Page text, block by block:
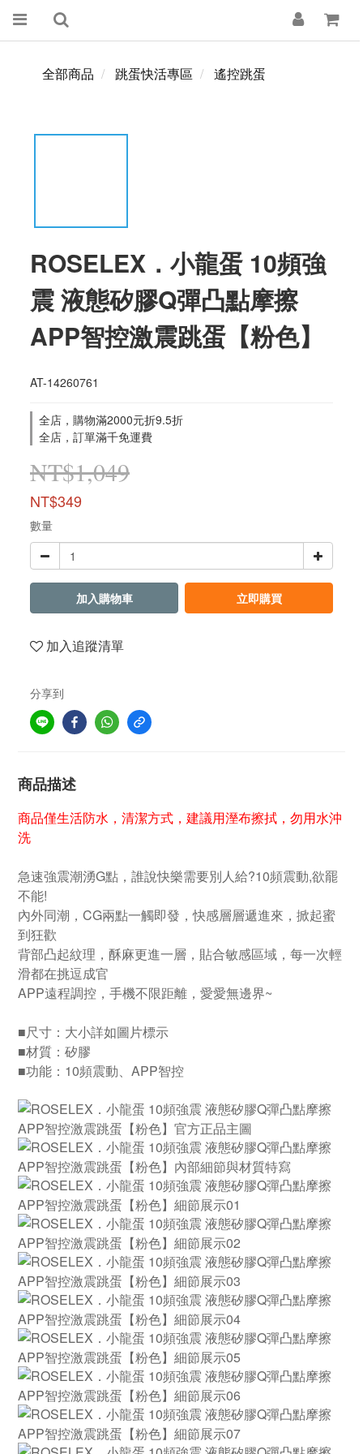
全部商品 跳蛋快活專區 遙控跳蛋
ROSELEX．小龍蛋 10頻強
震 液態矽膠Q彈凸點摩擦
APP智控激震跳蛋【粉色】
AT-14260761
全店，購物滿2000元折9.5折
全店，訂單滿千免運費
NT$1,049
NT$349
數量
加入購物車 立即購買
加入追蹤清單
分享到
商品描述
商品僅生活防水，清潔方式，建議用溼布擦拭，勿用水沖
洗
急速強震潮湧G點，誰說快樂需要別人給?10頻震動,欲罷
不能!
內外同潮，CG兩點一觸即發，快感層層遞進來，掀起蜜
到狂歡
背部凸起紋理，酥麻更進一層，貼合敏感區域，每一次輕
滑都在挑逗成官
APP遠程調控，手機不限距離，愛愛無邊界~
■尺寸：大小詳如圖片標示
■材質：矽膠
■功能：10頻震動、APP智控